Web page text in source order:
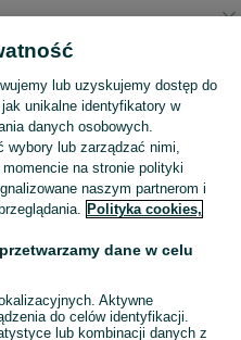
Skorzystaj z największego serwisu ogłoszeniowego - Mieczków i okolice! Kupuj to, czego pragniesz i sprzedawaj to, czego już nie potrzebujesz! Zobacz
lub uzyskujemy dostęp do
unikalne identyfikatory w
danych osobowych.
wybory lub zarządzać nimi,
na stronie polityki
naszym partnerom i
Polityka cookies,
dane w celu
Aktywne
do celów identyfikacji.
lub kombinacji danych z